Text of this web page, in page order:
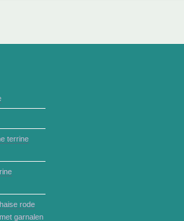
terrine
rode
garnalen